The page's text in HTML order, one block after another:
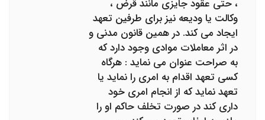
، حتی عقود جایزی مانند قرض ،
وکالت یا ودیعه نیز برای طرفین تعهد
ایجاد می کند. در همین قانون مدنی و
در اثر معاملات موادی وجود دارد که
به صراحت عنوان می نماید : هرگاه
کسی تعهد اقدام به امری را نماید یا
تعهد نماید که از انجام امری خود
داری کند در صورت تخلف حاکم او را